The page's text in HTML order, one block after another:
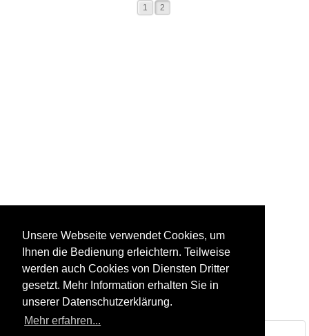
Unsere Webseite verwendet Cookies, um
Ihnen die Bedienung erleichtern. Teilweise
werden auch Cookies von Diensten Dritter
gesetzt. Mehr Information erhalten Sie in
unserer Datenschutzerklärung.
Mehr erfahren...
1 2